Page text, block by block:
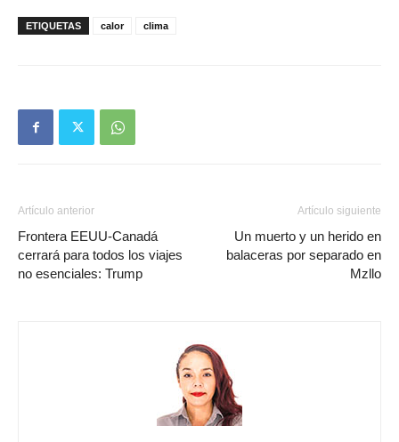
ETIQUETAS calor clima
Artículo anterior
Frontera EEUU-Canadá
cerrará para todos los viajes
no esenciales: Trump
Artículo siguiente
Un muerto y un herido en
balaceras por separado en
Mzllo